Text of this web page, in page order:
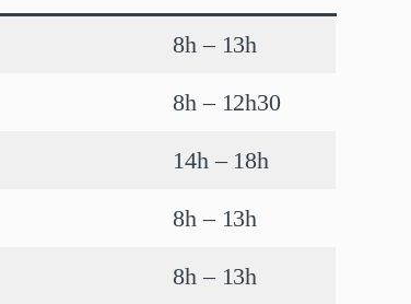
8h – 13h
8h – 12h30
14h – 18h
8h – 13h
8h – 13h